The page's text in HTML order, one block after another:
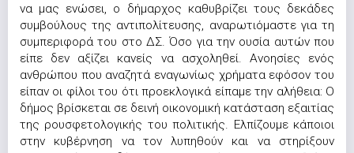
να μας ενώσει, ο δήμαρχος καθυβρίζει τους δεκάδες
συμβούλους της αντιπολίτευσης, αναρωτιόμαστε για τη
συμπεριφορά του στο ΔΣ. Όσο για την ουσία αυτών που
είπε δεν αξίζει κανείς να ασχοληθεί. Ανοησίες ενός
ανθρώπου που αναζητά εναγωνίως χρήματα εφόσον του
είπαν οι φίλοι του ότι προεκλογικά είπαμε την αλήθεια: Ο
δήμος βρίσκεται σε δεινή οικονομική κατάσταση εξαιτίας
της ρουσφετολογικής του πολιτικής. Ελπίζουμε κάποιοι
στην κυβέρνηση να τον λυπηθούν και να στηρίξουν